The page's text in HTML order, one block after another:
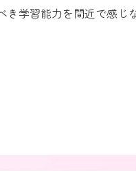
き学習能力を間近で感